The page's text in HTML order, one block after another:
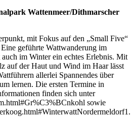
Wattenmeer/Dithmarscher
mit Fokus auf den „Small Five“
geführte Wattwanderung im
im Winter ein echtes Erlebnis. Mit
auf der Haut und Wind im Haar lässt
allerlei Spannendes über
lernen. Die ersten Termine in
finden sich unter
sowie